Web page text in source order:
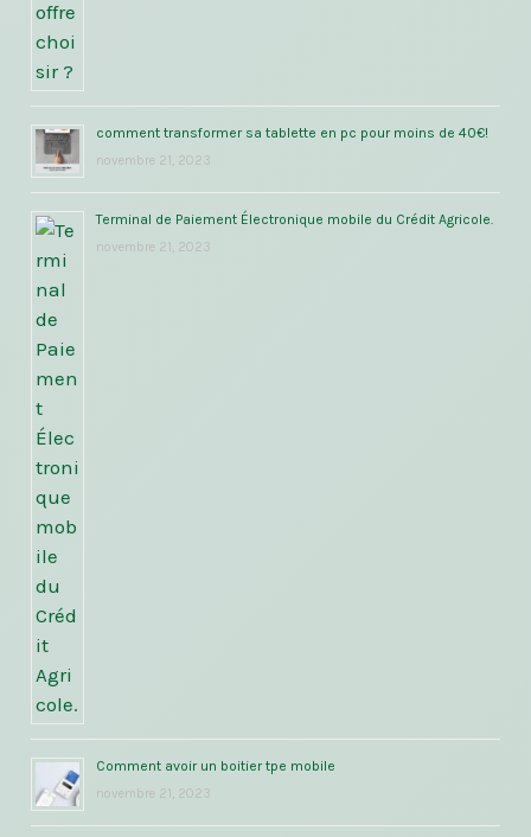
comment transformer sa tablette en pc pour moins de 40€!
novembre 21, 2023
Terminal de Paiement Électronique mobile du Crédit Agricole.
novembre 21, 2023
Comment avoir un boitier tpe mobile
novembre 21, 2023